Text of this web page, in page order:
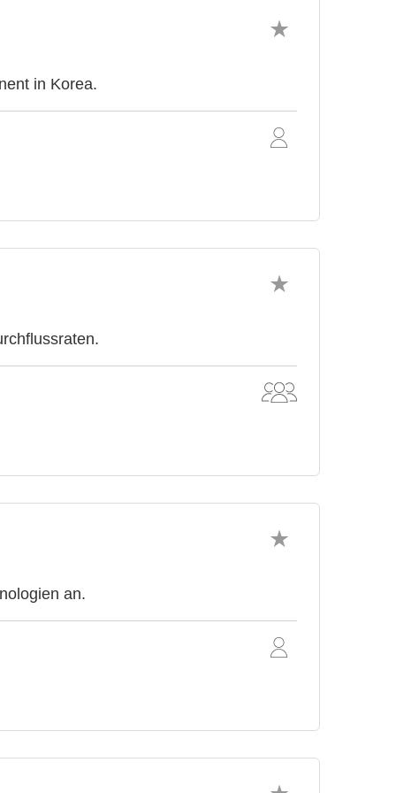
in Korea.
an.